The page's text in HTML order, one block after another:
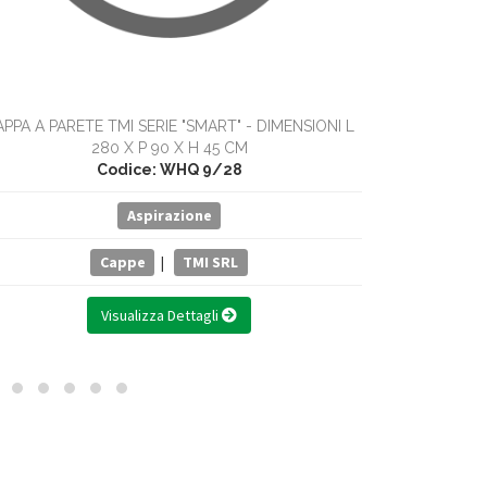
A PARETE TMI SERIE "SMART" - DIMENSIONI L
280 X P 90 X H 45 CM
Codice: WHQ 9/28
Aspirazione
Cappe | TMI SRL
Visualizza Dettagli